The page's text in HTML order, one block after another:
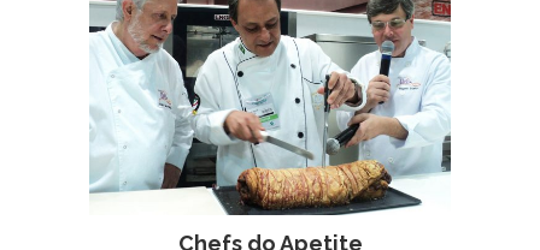
Chefs do Apetite